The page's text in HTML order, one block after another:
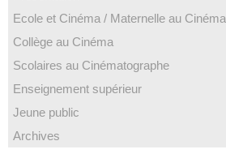
Ecole et Cinéma / Maternelle au Cinéma
Collège au Cinéma
Scolaires au Cinématographe
Enseignement supérieur
Jeune public
Archives